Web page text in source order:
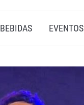
BEBIDAS EVENTOS